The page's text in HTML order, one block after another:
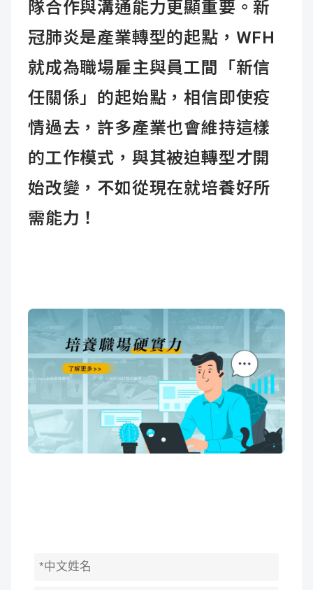
隊合作與溝通能力更顯重要。新
冠肺炎是產業轉型的起點，WFH
就成為職場雇主與員工間「新信
任關係」的起始點，相信即使疫
情過去，許多產業也會維持這樣
的工作模式，與其被迫轉型才開
始改變，不如從現在就培養好所
需能力！